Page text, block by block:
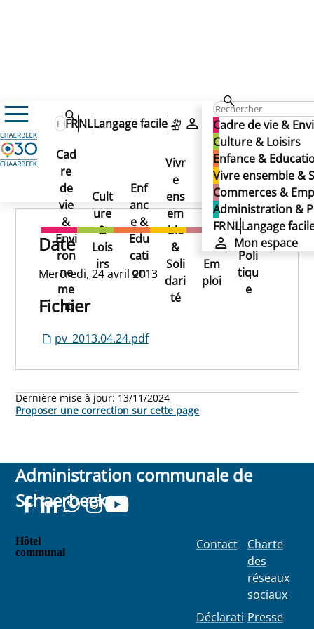
Cadre de vie &
Culture & Loisirs
Enfance &
Vivre ensemble &
Commerces &
Administration &
FRNLLangage
Mon espace
FRNLLangage facile
Mon espace
Cad
re
de
vie
&
Envi
ron
ne
me
nt
Cult
ure
&
Lois
irs
Enf
anc
e &
Edu
cati
on
Vivr
e
ens
em
ble
&
Soli
dari
té
Co
mm
erc
es
&
Em
ploi
Ad
min
istr
atio
n &
Poli
tiqu
e
24/04/2013
24/04/2013
24/04/2013
Publié le 13/11/2024
Date
Mercredi, 24 avril 2013
Fichier
pv_2013.04.24.pdf
Dernière mise à jour: 13/11/2024
Proposer une correction sur cette page
Administration communale de
Schaerbeek
Hôtel
communal
Contact
Déclarati
Charte
des
réseaux
sociaux
Presse